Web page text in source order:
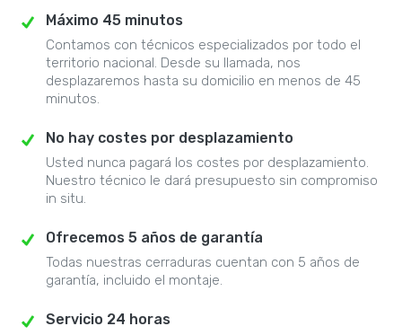
Máximo 45 minutos
Contamos con técnicos especializados por todo el
territorio nacional. Desde su llamada, nos
desplazaremos hasta su domicilio en menos de 45
minutos.
No hay costes por desplazamiento
Usted nunca pagará los costes por desplazamiento.
Nuestro técnico le dará presupuesto sin compromiso
in situ.
Ofrecemos 5 años de garantía
Todas nuestras cerraduras cuentan con 5 años de
garantía, incluido el montaje.
Servicio 24 horas